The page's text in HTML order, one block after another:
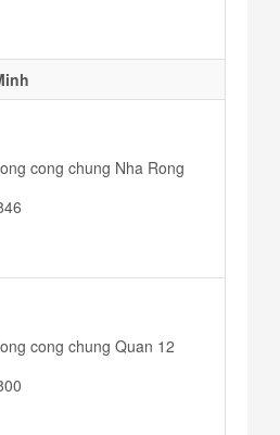
cong chung Nha Rong
cong chung Quan 12